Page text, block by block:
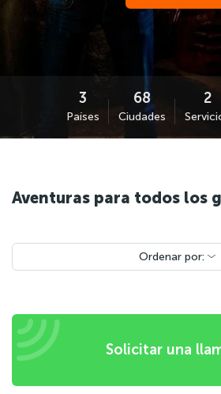
Países Ciudades
Aventuras para todos los
Ordenar por:
Solicitar una